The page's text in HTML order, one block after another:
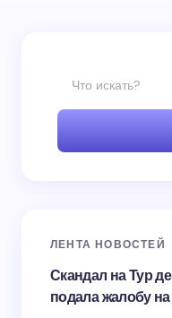
ЛЕНТА НОВОСТЕЙ
Скандал на Тур
подала жалобу